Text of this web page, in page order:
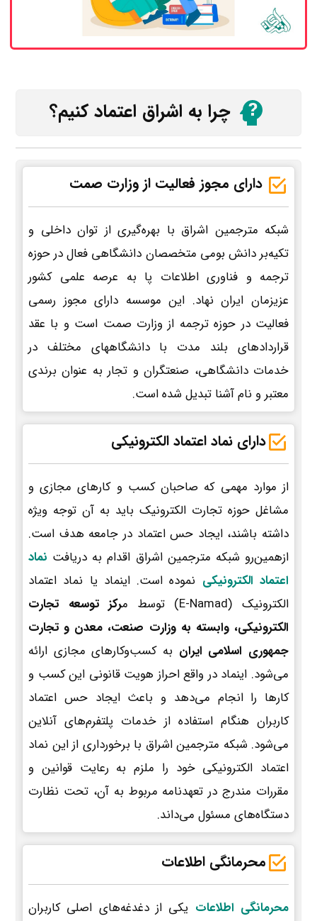
چرا به اشراق اعتماد کنیم؟
دارای مجوز فعالیت از وزارت صمت
شبکه مترجمین اشراق با بهره‌گیری از توان داخلی و
تکیه‌بر دانش بومی متخصصان دانشگاهی فعال در حوزه
ترجمه و فناوری اطلاعات پا به عرصه علمی کشور
عزیزمان ایران نهاد. این موسسه دارای مجوز رسمی
فعالیت در حوزه ترجمه از وزارت صمت است و با عقد
قراردادهای بلند مدت با دانشگاههای مختلف در
خدمات دانشگاهی، صنعتگران و تجار به عنوان برندی
معتبر و نام آشنا تبدیل شده است.
دارای نماد اعتماد الکترونیکی
از موارد مهمی که صاحبان کسب و کارهای مجازی و
مشاغل حوزه تجارت الکترونیک باید به آن توجه ویژه
داشته باشند، ایجاد حس اعتماد در جامعه هدف است.
ازهمین‌رو شبکه مترجمین اشراق اقدام به دریافت نماد
اعتماد الکترونیکی نموده است. اینماد یا نماد اعتماد
الکترونیک (E-Namad) توسط م
رکز توسعه تجارت
الکترونیکی، وابسته به وزارت صنعت، معدن و تجارت
جمهوری اسلامی ایران به کسب‌وکارهای مجازی ارائه
می‌شود. اینماد در واقع احراز هویت قانونی این کسب و
کارها را انجام می‌دهد و باعث ایجاد حس اعتماد
کاربران هنگام استفاده از خدمات پلتفرم‌های آنلاین
می‌شود. شبکه مترجمین اشراق با برخورداری از این نماد
اعتماد الکترونیکی خود را ملزم به رعایت قوانین و
مقررات مندرج در تعهدنامه مربوط به آن، تحت نظارت
دستگاه‌های مسئول می‌داند.
محرمانگی اطلاعات
محرمانگی اطلاعات یکی از دغدغه‌های اصلی کاربران